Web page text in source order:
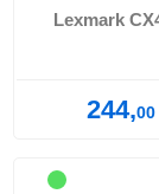
Lexmark
244,00